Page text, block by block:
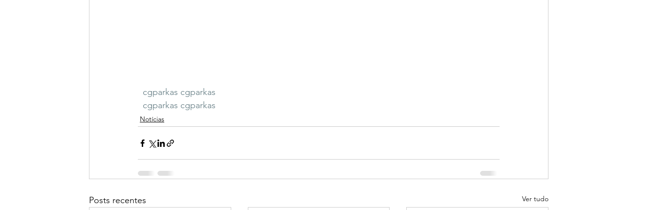
cgparkas cgparkas
cgparkas cgparkas
Notícias
Posts recentes Ver tudo